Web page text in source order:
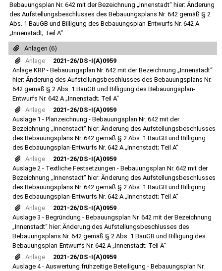
Bebauungsplan Nr. 642 mit der Bezeichnung „Innenstadt“ hier: Änderung
des Aufstellungsbeschlusses des Bebauungsplans Nr. 642 gemäß § 2
Abs. 1 BauGB und Billigung des Bebauungsplan-Entwurfs Nr. 642 A
„Innenstadt; Teil A“
Anlagen (6)
Anlage
2021-26/DS-I(A)0959
Anlage KRP - Bebauungsplan Nr. 642 mit der Bezeichnung „Innenstadt“
hier: Änderung des Aufstellungsbeschlusses des Bebauungsplans Nr.
642 gemäß § 2 Abs. 1 BauGB und Billigung des Bebauungsplan-
Entwurfs Nr. 642 A „Innenstadt; Teil A“
Anlage
2021-26/DS-I(A)0959
Auslage 1 - Planzeichnung - Bebauungsplan Nr. 642 mit der
Bezeichnung „Innenstadt“ hier: Änderung des Aufstellungsbeschlusses
des Bebauungsplans Nr. 642 gemäß § 2 Abs. 1 BauGB und Billigung
des Bebauungsplan-Entwurfs Nr. 642 A „Innenstadt; Teil A“
Anlage
2021-26/DS-I(A)0959
Auslage 2 - Textliche Festsetzungen - Bebauungsplan Nr. 642 mit der
Bezeichnung „Innenstadt“ hier: Änderung des Aufstellungsbeschlusses
des Bebauungsplans Nr. 642 gemäß § 2 Abs. 1 BauGB und Billigung
des Bebauungsplan-Entwurfs Nr. 642 A „Innenstadt; Teil A“
Anlage
2021-26/DS-I(A)0959
Auslage 3 - Begründung - Bebauungsplan Nr. 642 mit der Bezeichnung
„Innenstadt“ hier: Änderung des Aufstellungsbeschlusses des
Bebauungsplans Nr. 642 gemäß § 2 Abs. 1 BauGB und Billigung des
Bebauungsplan-Entwurfs Nr. 642 A „Innenstadt; Teil A“
Anlage
2021-26/DS-I(A)0959
Auslage 4 - Auswertung frühzeitige Beteiligung - Bebauungsplan Nr.